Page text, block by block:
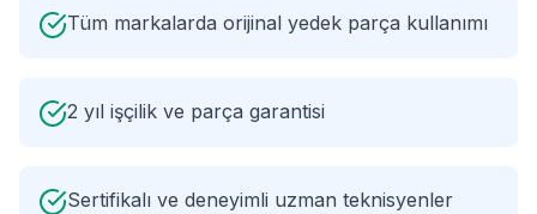
Tüm markalarda orijinal yedek parça kullanımı
2 yıl işçilik ve parça garantisi
Sertifikalı ve deneyimli uzman teknisyenler